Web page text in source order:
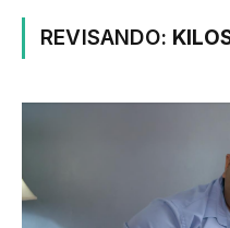
REVISANDO: